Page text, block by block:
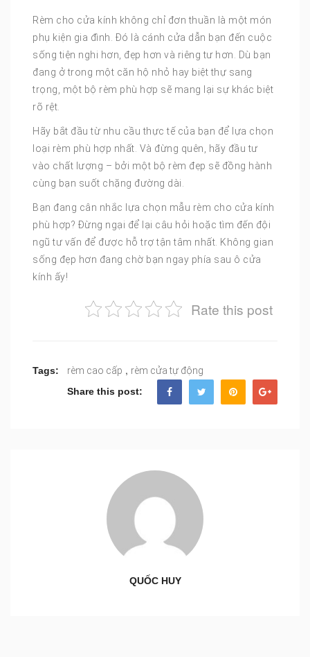
Rèm cho cửa kính không chỉ đơn thuần là một món
phụ kiện gia đình. Đó là cánh cửa dẫn bạn đến cuộc
sống tiện nghi hơn, đẹp hơn và riêng tư hơn. Dù bạn
đang ở trong một căn hộ nhỏ hay biệt thự sang
trọng, một bộ rèm phù hợp sẽ mang lại sự khác biệt
rõ rệt.
Hãy bắt đầu từ nhu cầu thực tế của bạn để lựa chọn
loại rèm phù hợp nhất. Và đừng quên, hãy đầu tư
vào chất lượng – bởi một bộ rèm đẹp sẽ đồng hành
cùng bạn suốt chặng đường dài.
Bạn đang cân nhắc lựa chọn mẫu rèm cho cửa kính
phù hợp? Đừng ngại để lại câu hỏi hoặc tìm đến đội
ngũ tư vấn để được hỗ trợ tận tâm nhất. Không gian
sống đẹp hơn đang chờ bạn ngay phía sau ô cửa
kính ấy!
Rate this post
Tags: rèm cao cấp , rèm cửa tự động
Share this post:
QUỐC HUY